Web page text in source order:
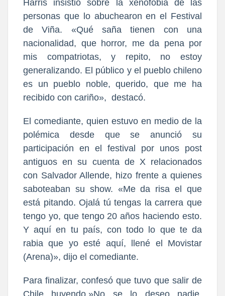
Harris insistió sobre la xenofobia de las
personas que lo abuchearon en el Festival
de Viña. «Qué saña tienen con una
nacionalidad, que horror, me da pena por
mis compatriotas, y repito, no estoy
generalizando. El público y el pueblo chileno
es un pueblo noble, querido, que me ha
recibido con cariño», destacó.
El comediante, quien estuvo en medio de la
polémica desde que se anunció su
participación en el festival por unos post
antiguos en su cuenta de X relacionados
con Salvador Allende, hizo frente a quienes
saboteaban su show. «Me da risa el que
está pitando. Ojalá tú tengas la carrera que
tengo yo, que tengo 20 años haciendo esto.
Y aquí en tu país, con todo lo que te da
rabia que yo esté aquí, llené el Movistar
(Arena)», dijo el comediante.
Para finalizar, confesó que tuvo que salir de
Chile huyendo.»No se lo deseo nadie.